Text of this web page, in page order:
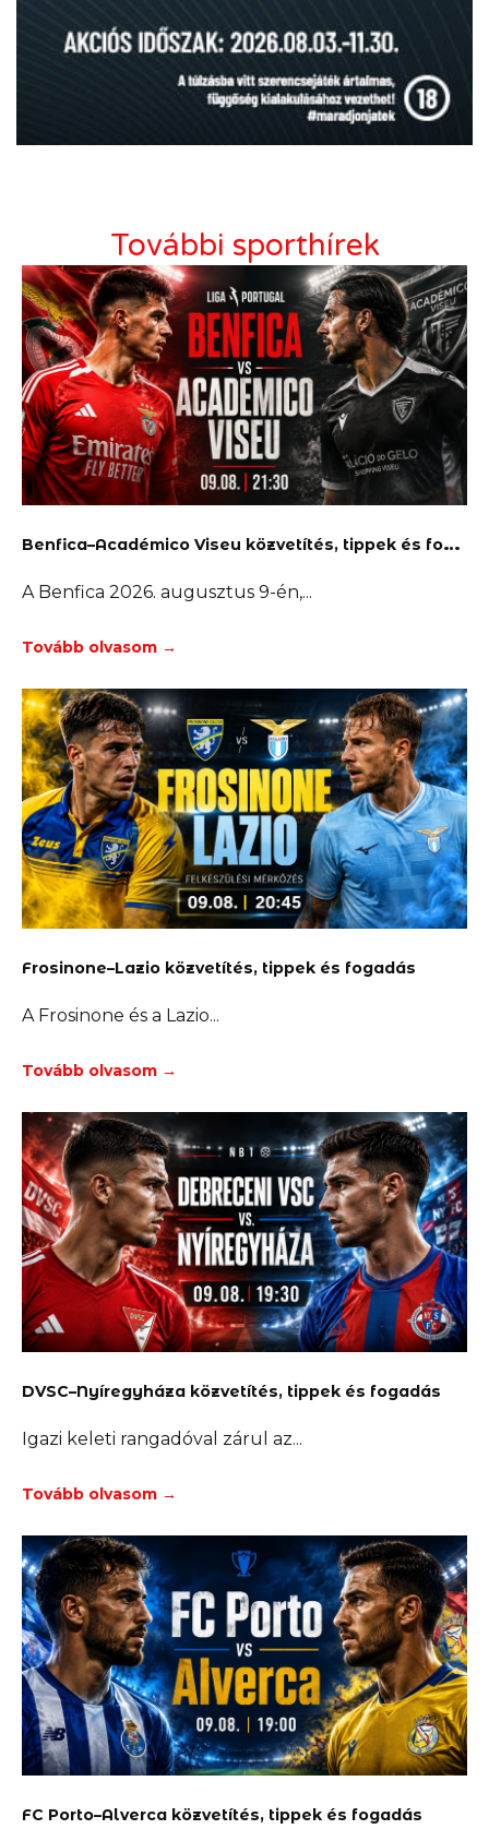
További sporthírek
B
enfica–Académico Viseu közvetítés, tippek és fogadás
A Benfica 2026. augusztus 9-én,
Tovább olvasom →
Frosinone–Lazio közvetítés, tippek és fogadás
A Frosinone és a Lazio
Tovább olvasom →
DVSC–Nyíregyháza közvetítés, tippek és fogadás
Igazi keleti rangadóval zárul az
Tovább olvasom →
FC Porto–Alverca közvetítés, tippek és fogadás